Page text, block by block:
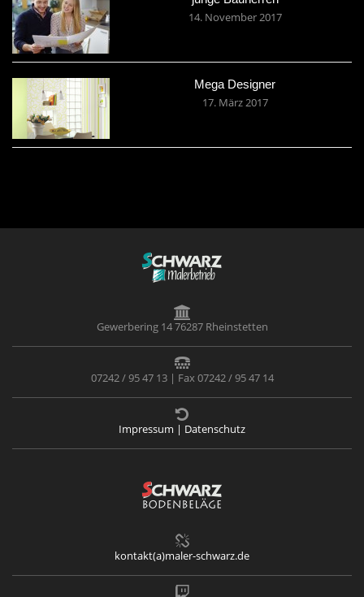
14. November 2017
Mega Designer
17. März 2017
Gewerbering 14 76287 Rheinstetten
07242 / 95 47 13 | Fax 07242 / 95 47 14
Impressum | Datenschutz
kontakt(a)maler-schwarz.de